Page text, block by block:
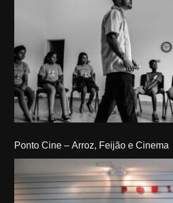
Ponto Cine – Arroz, Feijão e Cinema